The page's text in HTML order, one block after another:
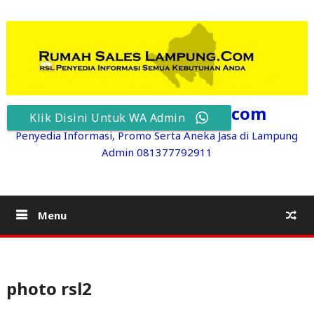
content
RumahSalesLampung.com
Penyedia Informasi, Promo Serta Aneka Jasa di Lampung
Admin 081377792911
Menu
photo rsl2
Klik Disini Untuk WA Admin